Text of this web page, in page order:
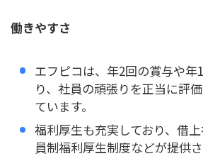
働きやすさ
エフピコは、年2回の賞与や年
り、社員の頑張りを正当に評
ています。
福利厚生も充実しており、借
員制福利厚生制度などが提供さ